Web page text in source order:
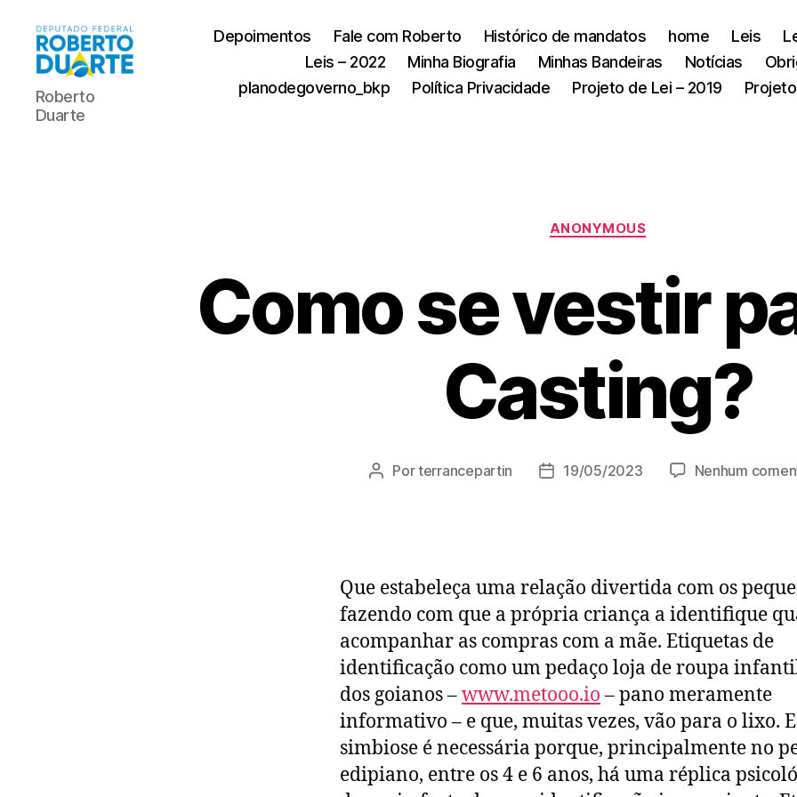
Roberto
Duarte
Roberto
Duarte
Depoimentos Fale com Roberto Histórico de mandatos home Leis
Leis – 2022
Minha Biografia Minhas Bandeiras Notícias
planodegoverno_bkp
Política Privacidade Projeto de Lei – 2019
Categorias
ANONYMOUS
Como se vestir
Casting?
Autor
Porterrancepartin
Data19/05/2023 Nenhum
Que estabeleça uma relação divertida com os
fazendo com que a própria criança a identifique
acompanhar as compras com a mãe. Etiquetas de
identificação como um pedaço loja de roupa
dos goianos –www.metooo.io– pano meramente
informativo – e que, muitas vezes, vão para o lixo.
simbiose é necessária porque, principalmente no
edipiano, entre os 4 e 6 anos, há uma réplica